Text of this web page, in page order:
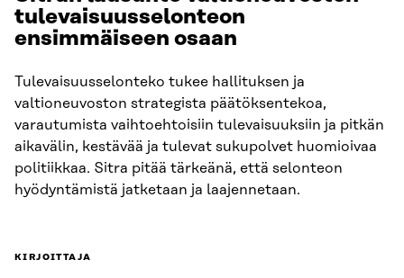
tulevaisuusselonteon
ensimmäiseen osaan
Tulevaisuusselonteko tukee hallituksen ja
valtioneuvoston strategista päätöksentekoa,
varautumista vaihtoehtoisiin tulevaisuuksiin ja pitkän
aikavälin, kestävää ja tulevat sukupolvet huomioivaa
politiikkaa. Sitra pitää tärkeänä, että selonteon
hyödyntämistä jatketaan ja laajennetaan.
KIRJOITTAJA